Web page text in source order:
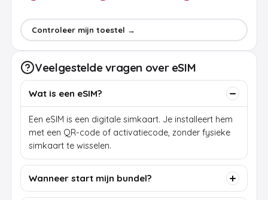
Controleer mijn toestel →
Veelgestelde vragen over eSIM
Wat is een eSIM?
Een eSIM is een digitale simkaart. Je installeert hem
met een QR-code of activatiecode, zonder fysieke
simkaart te wisselen.
Wanneer start mijn bundel?